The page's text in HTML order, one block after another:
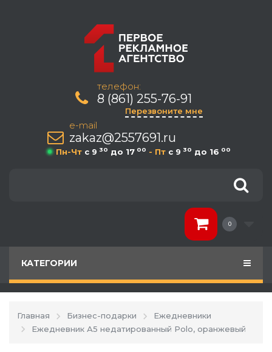
телефон:
8 (861) 255-76-91
Перезвоните мне
e-mail
zakaz@2557691.ru
Пн-Чт c 9 30 до 17 00 - Пт c 9 30 до 16 00
0
КАТЕГОРИИ
Главная Бизнес-подарки
Ежедневники
Ежедневник А5 недатированный Polo, оранжевый